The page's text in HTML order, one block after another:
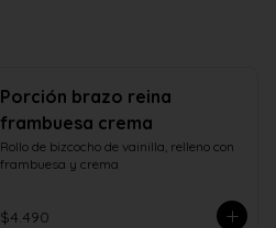
Porción brazo reina
frambuesa crema
Rollo de bizcocho de vainilla, relleno con
frambuesa y crema
$4.490